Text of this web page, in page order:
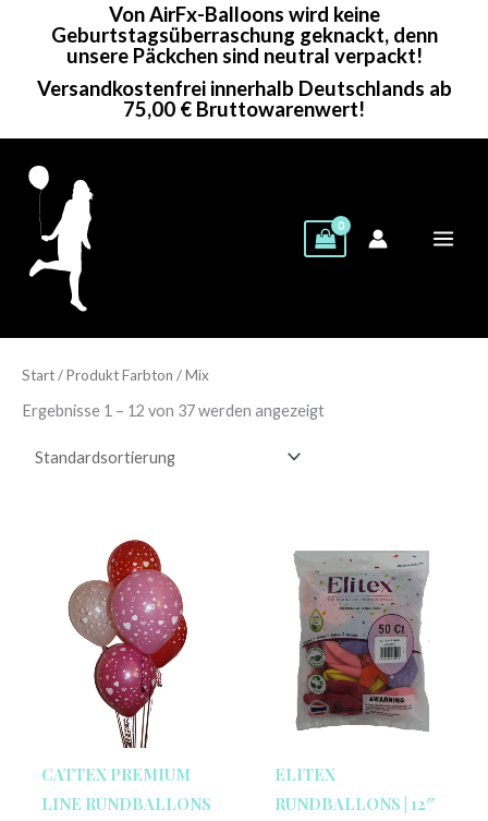
Von AirFx-Balloons wird keine
Geburtstagsüberraschung geknackt, denn
unsere Päckchen sind neutral verpackt!
Versandkostenfrei innerhalb Deutschlands ab
75,00 € Bruttowarenwert!
Start/ Produkt Farbton / Mix
Showing 1–24 of 37 results
CATTEX PREMIUM
LINE RUNDBALLONS
ELITEX
RUNDBALLONS | 12″